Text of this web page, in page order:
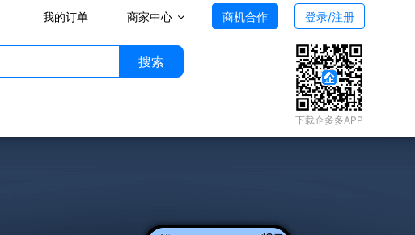
搜索
下载企多多APP
我的订单 商家中心 商机合作 登录/注册